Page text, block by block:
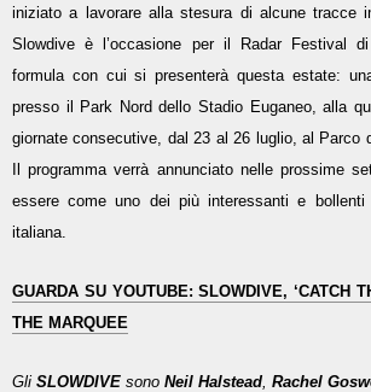
iniziato a lavorare alla stesura di alcune
Slowdive è l’occasione per il Radar Festival
formula con cui si presenterà questa estate:
presso il Park Nord dello Stadio Euganeo, alla
giornate consecutive, dal 23 al 26 luglio, al Parco
Il programma verrà annunciato nelle prossime
essere come uno dei più interessanti e bollenti
italiana.
GUARDA SU YOUTUBE: SLOWDIVE, ‘CATCH
THE MARQUEE
Gli SLOWDIVE sono Neil Halstead Rachel